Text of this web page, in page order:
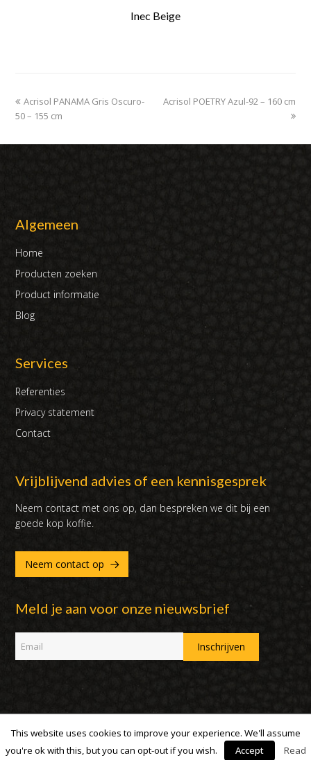
Inec Beige
previous
post:
Acrisol PANAMA Gris Oscuro-
50 – 155 cm
next
Acrisol POETRY Azul-92 – 160 cm
Algemeen
Home
Producten zoeken
Product informatie
Blog
Services
Referenties
Privacy statement
Contact
Vrijblijvend advies of een kennisgesprek
Neem contact met ons op, dan bespreken we dit bij een
goede kop koffie.
Neem contact op
Meld je aan voor onze nieuwsbrief
Copyright 2007 - 2019 | DUX International B.V. | Alle rechten
voorbehouden
This website uses cookies to improve your experience. We'll assume
you're ok with this, but you can opt-out if you wish.
Accept Read